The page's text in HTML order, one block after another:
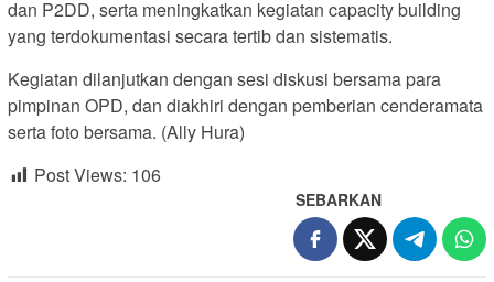
dan P2DD, serta meningkatkan kegiatan capacity building
yang terdokumentasi secara tertib dan sistematis.
Kegiatan dilanjutkan dengan sesi diskusi bersama para
pimpinan OPD, dan diakhiri dengan pemberian cenderamata
serta foto bersama. (Ally Hura)
Post Views: 106
SEBARKAN